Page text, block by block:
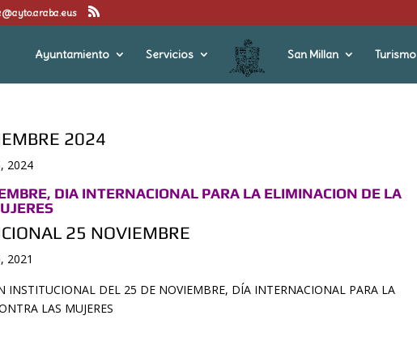
Ayuntamiento Servicios San Millan Turismo
2024
2024
DIA INTERNACIONAL PARA LA ELIMINACION DE LA
25 NOVIEMBRE
2021
INSTITUCIONAL DEL 25 DE NOVIEMBRE, DÍA INTERNACIONAL PARA LA
LAS MUJERES